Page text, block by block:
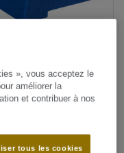
», vous acceptez le
améliorer la
et contribuer à nos
tous les cookies